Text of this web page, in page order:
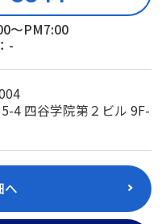
～PM7:00
-
4 四谷学院第２ビル 9F-
へ